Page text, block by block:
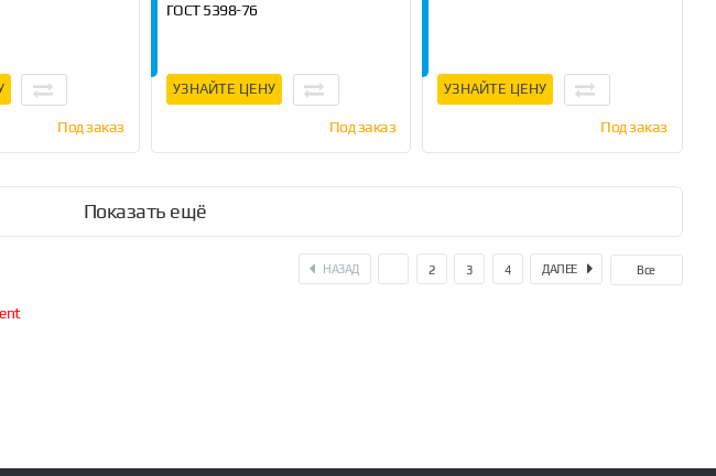
Под заказ
ГОСТ 5398-76
УЗНАЙТЕ ЦЕНУ
Под заказ
УЗНАЙТЕ ЦЕНУ
Под заказ
Показать ещё
НАЗАД 2 3 4 ДАЛЕЕ Все